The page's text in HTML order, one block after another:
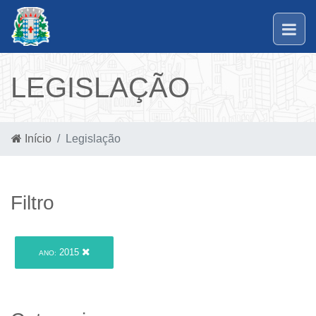
LEGISLAÇÃO
Início Legislação
Filtro
ANO: 2015